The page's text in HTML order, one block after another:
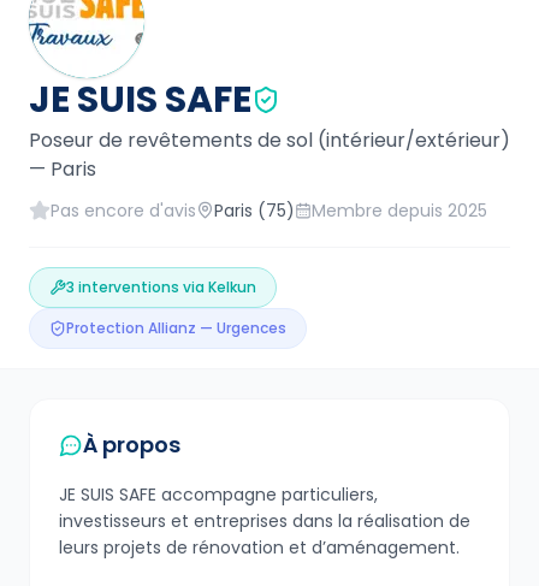
JE SUIS SAFE
Poseur de revêtements de sol (intérieur/extérieur)
— Paris
Pas encore d'avis Paris (75) Membre depuis 2025
3 interventions via Kelkun
Protection Allianz — Urgences
À propos
JE SUIS SAFE accompagne particuliers,
investisseurs et entreprises dans la réalisation de
leurs projets de rénovation et d’aménagement.